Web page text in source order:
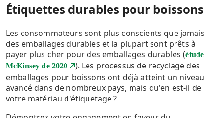
Étiquettes durables pour boissons
Les consommateurs sont plus conscients que jamais
des emballages durables et la plupart sont prêts à
payer plus cher pour des emballages durables (étude
McKinsey de 2020
). Les processus de recyclage des
emballages pour boissons ont déjà atteint un niveau
avancé dans de nombreux pays, mais qu'en est-il de
votre matériau d'étiquetage ?